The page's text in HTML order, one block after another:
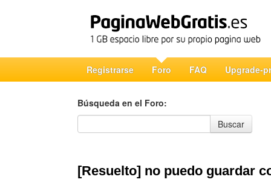
Registrarse Foro FAQ Upgrade-
Búsqueda en el Foro:
Búsqueda en el Foro
Buscar
[Resuelto] no puedo guardar